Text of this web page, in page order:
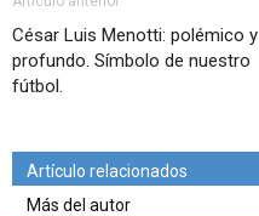
César Luis Menotti: polémico y
profundo. Símbolo de nuestro
fútbol.
Artículo relacionados
Más del autor